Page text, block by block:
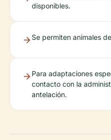
disponibles.
Se permiten animales
Para adaptaciones
contacto con la
antelación.